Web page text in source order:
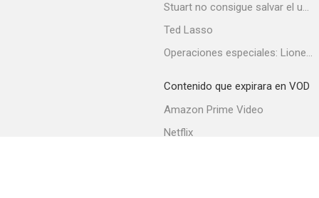
Stuart no consigue salvar el universo
Ted Lasso
Operaciones especiales: Lioness
Contenido que expirara en VOD
Amazon Prime Video
Netflix